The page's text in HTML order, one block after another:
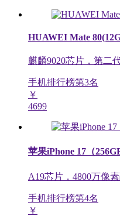
HUAWEI Mate
麒麟9020芯片，第二
手机排行榜第3名
￥
4699
苹果iPhone 17（
A19芯片，4800万像
手机排行榜第4名
￥